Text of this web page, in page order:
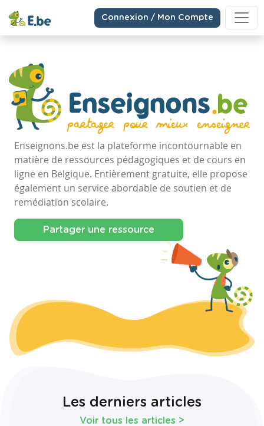
Connexion / Mon Compte
Enseignons.be est la plateforme incontournable en
matière de ressources pédagogiques et de cours en
ligne en Belgique. Entièrement gratuite, elle propose
également un service abordable de soutien et de
remédiation scolaire.
Partager une ressource
Les derniers articles
Voir tous les articles >